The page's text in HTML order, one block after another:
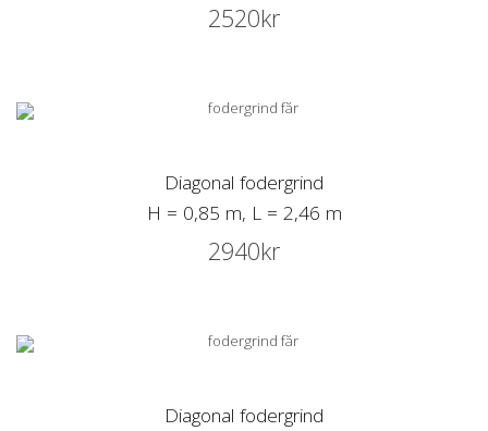
2520kr
Diagonal fodergrind
H = 0,85 m, L = 2,46 m
2940kr
Diagonal fodergrind